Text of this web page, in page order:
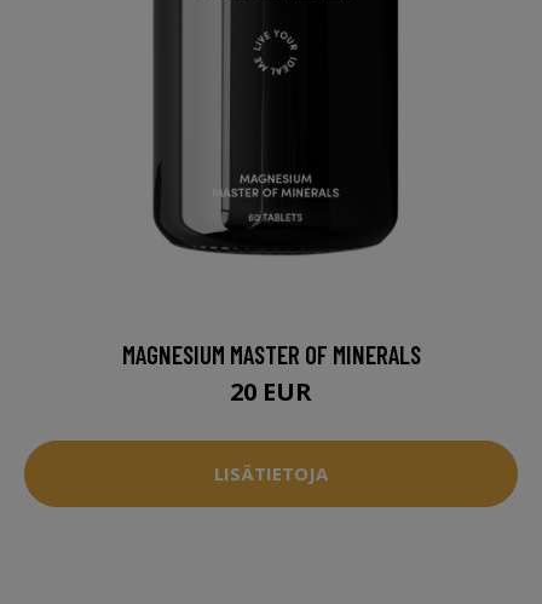
MAGNESIUM MASTER OF MINERALS
20 EUR
LISÄTIETOJA